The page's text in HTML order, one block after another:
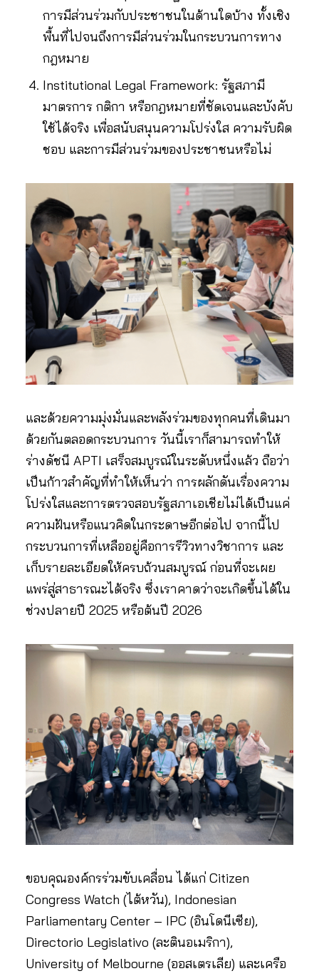
การมีส่วนร่วมกับประชาชนในด้านใดบ้าง ทั้งเชิง
พื้นที่ไปจนถึงการมีส่วนร่วมในกระบวนการทาง
กฎหมาย
Institutional Legal Framework: รัฐสภามี
มาตรการ กติกา หรือกฎหมายที่ชัดเจนและบังคับ
ใช้ได้จริง เพื่อสนับสนุนความโปร่งใส ความรับผิด
ชอบ และการมีส่วนร่วมของประชาชนหรือไม่
และด้วยความมุ่งมั่นและพลังร่วมของทุกคนที่เดินมา
ด้วยกันตลอดกระบวนการ วันนี้เราก็สามารถทำให้
ร่างดัชนี APTI เสร็จสมบูรณ์ในระดับหนึ่งแล้ว ถือว่า
เป็นก้าวสำคัญที่ทำให้เห็นว่า การผลักดันเรื่องความ
โปร่งใสและการตรวจสอบรัฐสภาเอเชียไม่ได้เป็นแค่
ความฝันหรือแนวคิดในกระดาษอีกต่อไป จากนี้ไป
กระบวนการที่เหลืออยู่คือการรีวิวทางวิชาการ และ
เก็บรายละเอียดให้ครบถ้วนสมบูรณ์ ก่อนที่จะเผย
แพร่สู่สาธารณะได้จริง ซึ่งเราคาดว่าจะเกิดขึ้นได้ใน
ช่วงปลายปี 2025 หรือต้นปี 2026
ขอบคุณองค์กรร่วมขับเคลื่อน ได้แก่ Citizen
Congress Watch (ไต้หวัน), Indonesian
Parliamentary Center – IPC (อินโดนีเซีย),
Directorio Legislativo (ละตินอเมริกา),
University of Melbourne (ออสเตรเลีย) และเครือ